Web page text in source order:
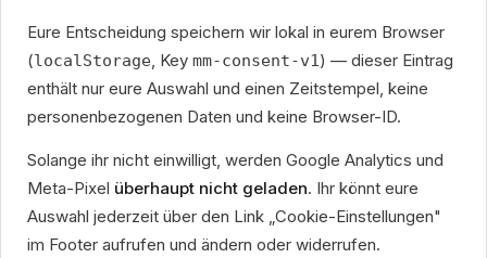
Eure Entscheidung speichern wir lokal in eurem Browser
(localStorage, Key mm-consent-v1) — dieser Eintrag
enthält nur eure Auswahl und einen Zeitstempel, keine
personenbezogenen Daten und keine Browser-ID.
Solange ihr nicht einwilligt, werden Google Analytics und
Meta-Pixel überhaupt nicht geladen. Ihr könnt eure
Auswahl jederzeit über den Link „Cookie-Einstellungen"
im Footer aufrufen und ändern oder widerrufen.